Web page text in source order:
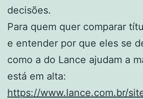
decisões.
Para quem quer comparar
e entender por que eles se
como a do Lance ajudam a
está em alta:
https://www.lance.com.br/